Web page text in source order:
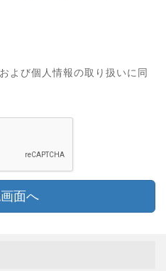
よび個人情報の取り扱いに同
面へ